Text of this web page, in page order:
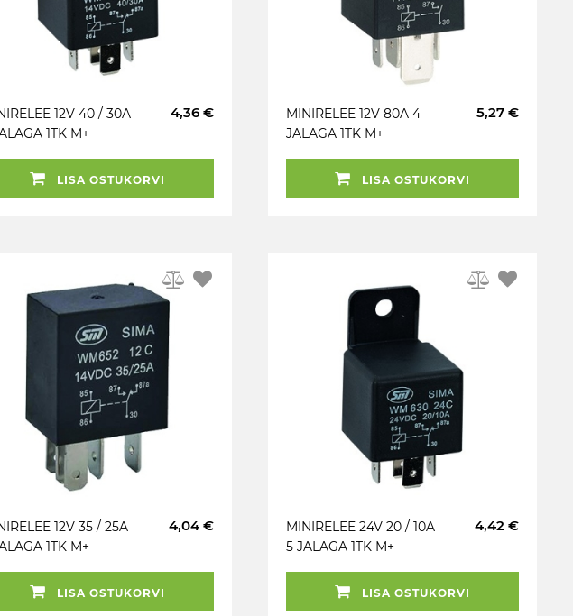
12V 40 / 30A
1TK M+
4,36 €
LISA OSTUKORVI
MINIRELEE 12V 80A 4
JALAGA 1TK M+
5,27 €
LISA OSTUKORVI
12V 35 / 25A
1TK M+
4,04 €
LISA OSTUKORVI
MINIRELEE 24V 20 / 10A
5 JALAGA 1TK M+
4,42 €
LISA OSTUKORVI